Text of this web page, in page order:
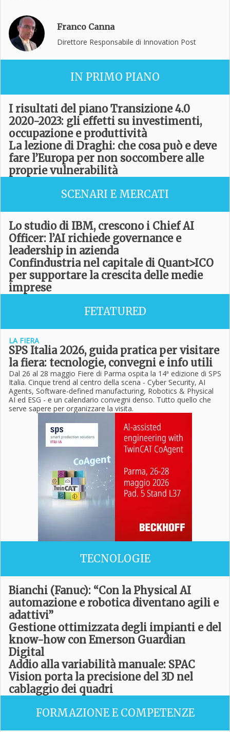
Franco Canna
Direttore Responsabile di Innovation Post
IN PRIMO PIANO
I risultati del piano Transizione 4.0
2020-2023: gli effetti su investimenti,
occupazione e produttività
La lezione di Draghi: che cosa può e deve
fare l’Europa per non soccombere alle
proprie vulnerabilità
SCENARI E MERCATI
Lo studio di IBM, crescono i Chief AI
Officer: l’AI richiede governance e
leadership in azienda
Confindustria nel capitale di Quant>ICO
per supportare la crescita delle medie
imprese
FETATURED
LA FIERA
SPS Italia 2026, guida pratica per visitare
la fiera: tecnologie, convegni e info utili
Dal 26 al 28 maggio Fiere di Parma ospita la 14ª edizione di SPS
Italia. Cinque trend al centro della scena - Cyber Security, AI
Agents, Software-defined manufacturing, Robotics & Physical
AI ed ESG - e un calendario convegni denso. Tutto quello che
serve sapere per organizzare la visita.
TECNOLOGIE
Bianchi (Fanuc): “Con la Physical AI
automazione e robotica diventano agili e
adattivi”
Gestione ottimizzata degli impianti e del
know-how con Emerson Guardian
Digital
Addio alla variabilità manuale: SPAC
Vision porta la precisione del 3D nel
cablaggio dei quadri
FORMAZIONE E COMPETENZE